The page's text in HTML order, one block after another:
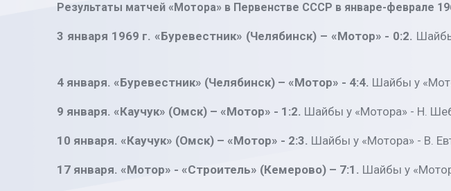
Результаты матчей «Мотора» в Первенстве СССР в январе-феврале
3 января 1969 г. «Буревестник» (Челябинск) – «Мотор» - 0:2.
4 января. «Буревестник» (Челябинск) – «Мотор» - 4:4. Шайбы у
9 января. «Каучук» (Омск) – «Мотор» - 1:2. Шайбы у «Мотора» -
10 января. «Каучук» (Омск) – «Мотор» - 2:3. Шайбы у «Мотора» - В.
17 января. «Мотор» - «Строитель» (Кемерово) – 7:1. Шайбы у